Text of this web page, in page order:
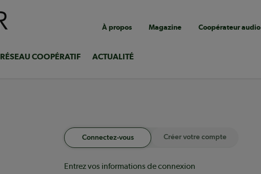
Navigation
utilitaire
À propos Magazine Coopérateur audio
RÉSEAU COOPÉRATIF ACTUALITÉ
Connectez-vous Créer votre compte
Entrez vos informations de connexion